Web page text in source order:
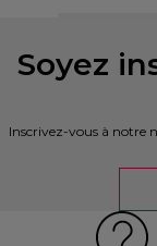
Soyez
Inscrivez-vous à notre